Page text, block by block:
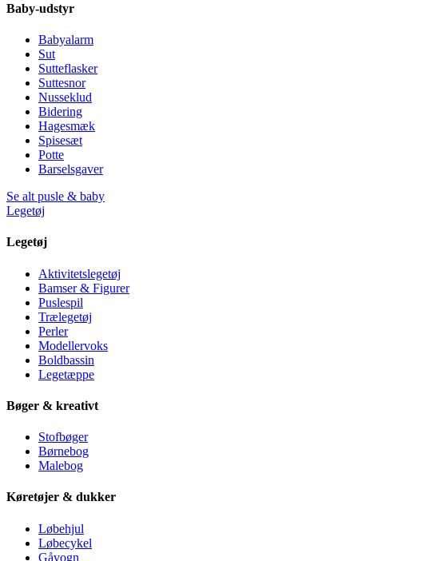
Baby-udstyr
Babyalarm
Sut
Sutteflasker
Suttesnor
Nusseklud
Bidering
Hagesmæk
Spisesæt
Potte
Barselsgaver
Se alt pusle & baby
Legetøj
Legetøj
Aktivitetslegetøj
Bamser & Figurer
Puslespil
Trælegetøj
Perler
Modellervoks
Boldbassin
Legetæppe
Bøger & kreativt
Stofbøger
Børnebog
Malebog
Køretøjer & dukker
Løbehjul
Løbecykel
Gåvogn